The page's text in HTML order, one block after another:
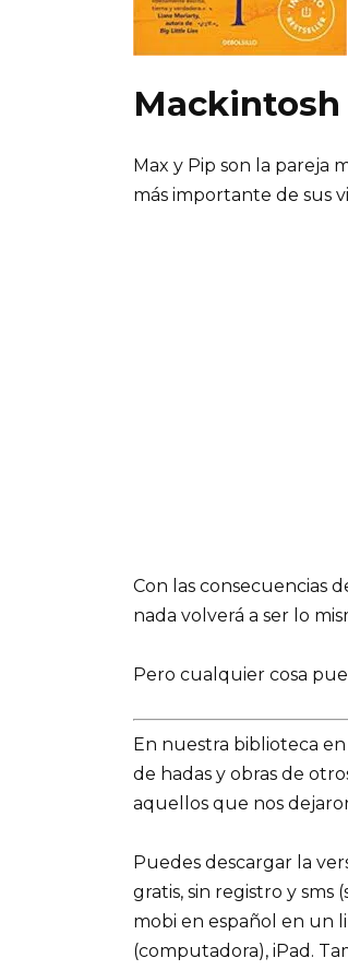
Mackintosh
Max y Pip son la pareja
más importante de sus
Con las consecuencias
nada volverá a ser lo
Pero cualquier cosa
En nuestra biblioteca
de hadas y obras de
aquellos que nos
Puedes descargar la
gratis, sin registro y
mobi en español en un
(computadora), iPad.